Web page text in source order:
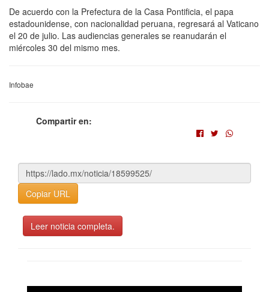
De acuerdo con la Prefectura de la Casa Pontificia, el papa
estadounidense, con nacionalidad peruana, regresará al Vaticano
el 20 de julio. Las audiencias generales se reanudarán el
miércoles 30 del mismo mes.
Infobae
Compartir en:
Copiar URL
Leer noticia completa.